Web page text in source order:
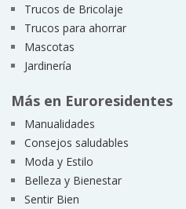
Trucos de Bricolaje
Trucos para ahorrar
Mascotas
Jardinería
Más en Euroresidentes
Manualidades
Consejos saludables
Moda y Estilo
Belleza y Bienestar
Sentir Bien